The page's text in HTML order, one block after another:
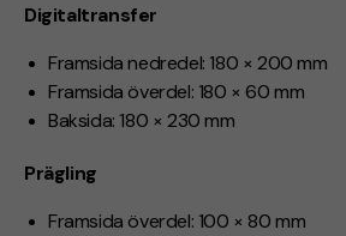
Digitaltransfer
Framsida nedredel: 180 × 200 mm
Framsida överdel: 180 × 60 mm
Baksida: 180 × 230 mm
Prägling
Framsida överdel: 100 × 80 mm